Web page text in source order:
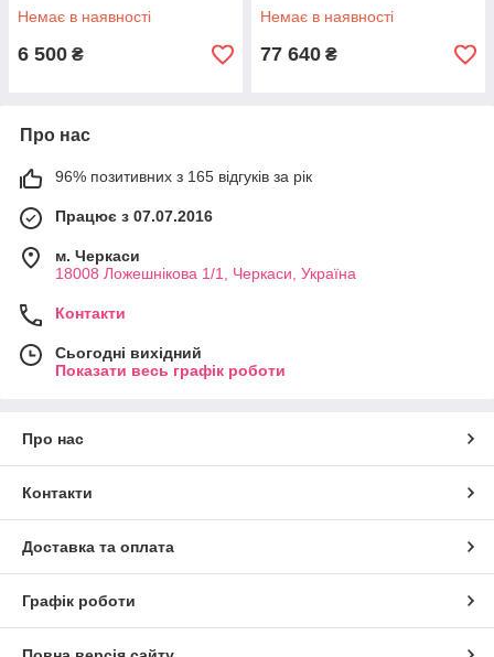
Немає в наявності
6 500 ₴
Немає в наявності
77 640 ₴
Про нас
96% позитивних з 165 відгуків за рік
Працює з 07.07.2016
м. Черкаси
18008 Ложешнікова 1/1, Черкаси, Україна
Контакти
Сьогодні вихідний
Показати весь графік роботи
Про нас
Контакти
Доставка та оплата
Графік роботи